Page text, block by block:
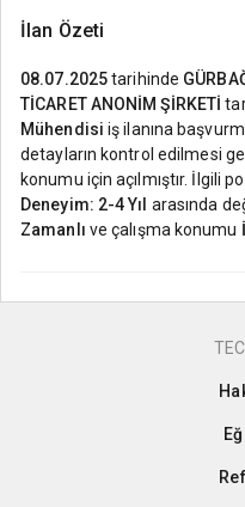
İlan Özeti
08.07.2025tarihinde
TİCARET ANONİM ŞİRKETİ
Mühendisi iş ilanına
detayların kontrol edilmesi
konumu için açılmıştır. İlgili
Deneyim: 2-4 Yıl arasında
Zamanlı ve çalışma konumu